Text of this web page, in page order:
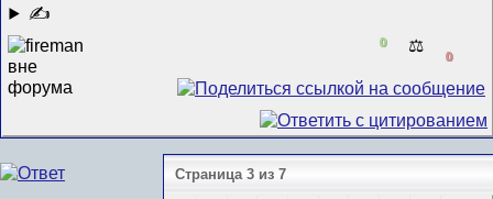
✍
0 ⚖️
0
Страница 3 из 7